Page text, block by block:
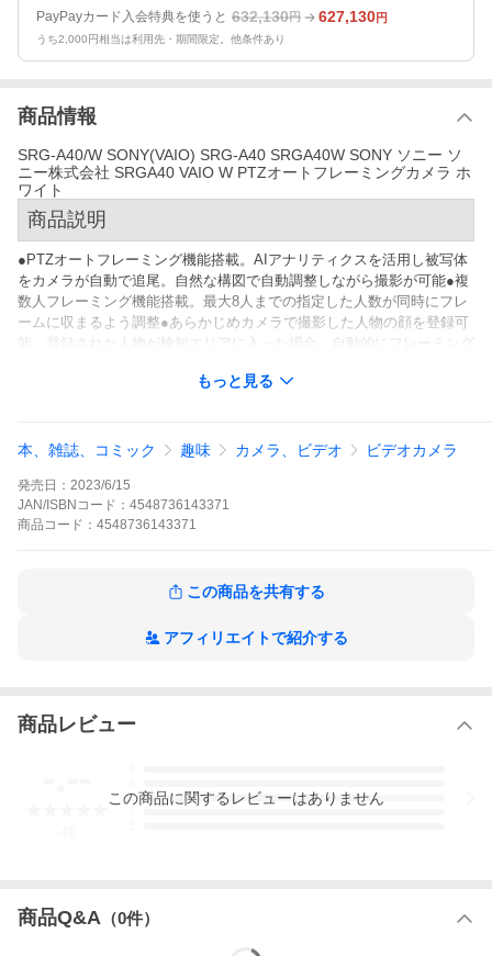
PayPayカード入会特典を使うと 632,130円 627,130円
うち2,000円相当は利用先・期間限定。他条件あり
商品情報
SRG-A40/W SONY(VAIO) SRG-A40 SRGA40W SONY ソニー ソ
ニー株式会社 SRGA40 VAIO W PTZオートフレーミングカメラ ホ
ワイト
商品説明
●PTZオートフレーミング機能搭載。AIアナリティクスを活用し被写体
をカメラが自動で追尾。自然な構図で自動調整しながら撮影が可能●複
数人フレーミング機能搭載。最大8人までの指定した人数が同時にフレ
ームに収まるよう調整●あらかじめカメラで撮影した人物の顔を登録可
能。登録された人物が検知エリアに入った場合、自動的にフレーミング
設定可能。被写体のサイズは24段階に調整可能●付属のIRリモコンのO
が可能●光学40倍の高倍率ズーム搭載●暗所でも高感度・低ノイズでの
載●PoE＋＋（IEEE802.3bt Type4 Class8：90W）での給電に対応● 最
大100個まで登録・呼び出しできるプリセット機能を搭載●映像はSDI/H
DMI/IPで出力可能。● 低照度時はモノクロ映像に切り替え、暗所でも
CCD数・仕様
本体サイズ(H)
もっと見る
本、雑誌、コミック 趣味 カメラ、ビデオ ビデオカメラ
発売日： 2023/6/15
JAN/ISBNコード： 4548736143371
商品 コード： 4548736143371
この商品を共有する
アフィリエイトで紹介する
商品レビュー
3
この商品に関するレビューはありません
商品Q&A （0件）